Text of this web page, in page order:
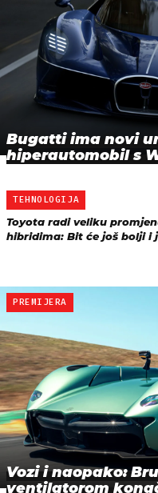
Bugatti ima novi
hiperautomobil s
TEHNOLOGIJA
Toyota radi veliku
hibridima: Bit će još bolji i
PREMIJERA
Vozi i naopako:
ventilatorom